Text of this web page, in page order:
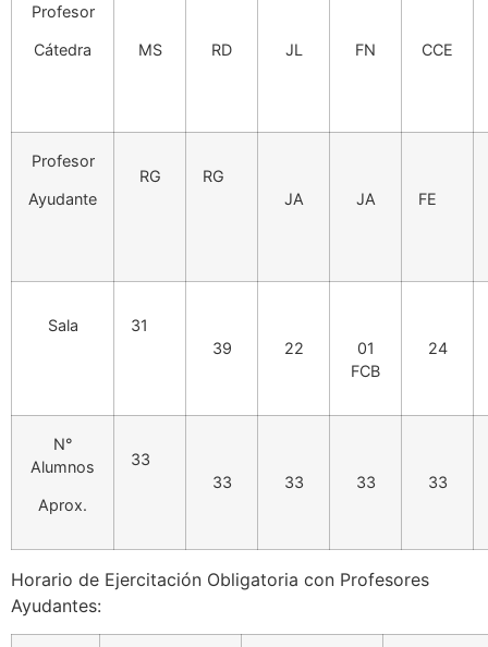
Profesor
Cátedra MS RD JL FN CCE
Profesor
Ayudante
RG
RG
JA
JA FE
Sala
31
39
22
01
FCB
24
N°
Alumnos
Aprox.
33
33
33 33 33
Horario de Ejercitación Obligatoria con Profesores
Ayudantes: